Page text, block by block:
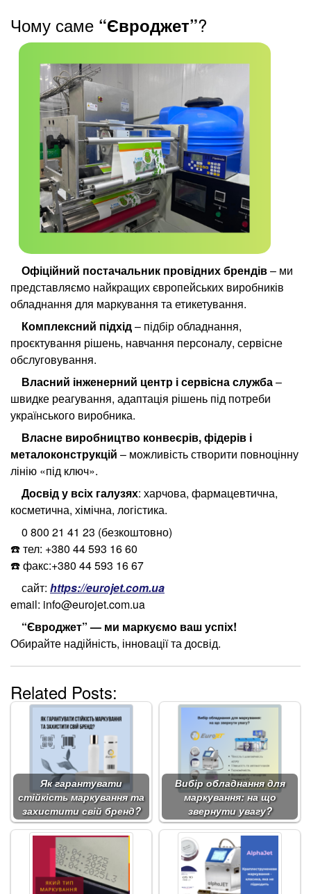
Чому саме “Євроджет”?
Офіційний постачальник провідних брендів– ми
представляємо найкращих європейських виробників
обладнання для маркування та етикетування.
Комплексний підхід– підбір обладнання,
проєктування рішень, навчання персоналу, сервісне
обслуговування.
Власний інженерний центр і сервісна служба–
швидке реагування, адаптація рішень під потреби
українського виробника.
Власне виробництво конвеєрів, фідерів і
металоконструкцій – можливість створити повноцінну
лінію «під ключ».
Досвід у всіх галузях: харчова, фармацевтична,
косметична, хімічна, логістика.
0 800 21 41 23 (безкоштовно)
☎️ тел: +380 44 593 16 60
☎️ факс:+380 44 593 16 67
сайт: https://eurojet.com.ua
email: info@eurojet.com.ua
“Євроджет” — ми маркуємо ваш успіх!
Обирайте надійність, інновації та досвід.
Related Posts:
Як гарантувати
стійкість маркування та
захистити свій бренд?
Вибір обладнання для
маркування: на що
звернути увагу?